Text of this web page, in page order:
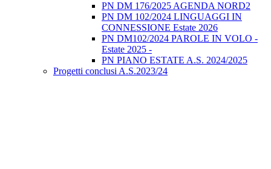
PN DM 176/2025 AGENDA NORD2
PN DM 102/2024 LINGUAGGI IN
CONNESSIONE Estate 2026
PN DM102/2024 PAROLE IN VOLO -
Estate 2025 -
PN PIANO ESTATE A.S. 2024/2025
Progetti conclusi A.S.2023/24